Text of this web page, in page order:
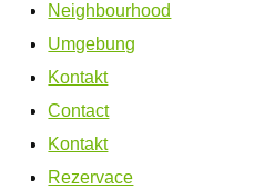
Neighbourhood
Umgebung
Kontakt
Contact
Kontakt
Rezervace